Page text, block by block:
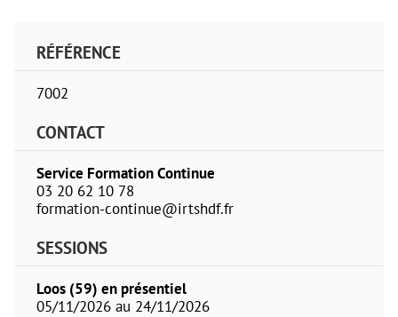
RÉFÉRENCE
7002
CONTACT
Service Formation Continue
03 20 62 10 78
formation-continue@irtshdf.fr
SESSIONS
Loos (59) en présentiel
05/11/2026 au 24/11/2026